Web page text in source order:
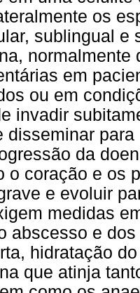
os
sublingual e
normalmente
em
ou em
invadir
disseminar
da
o coração e os
e evoluir
medidas
abscesso e
hidratação
que atinja